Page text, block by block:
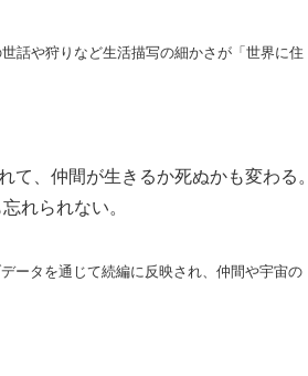
話や狩りなど生活描写の細かさが「世界に住
て、仲間が生きるか死ぬかも変わる。
れられない。
ータを通じて続編に反映され、仲間や宇宙の